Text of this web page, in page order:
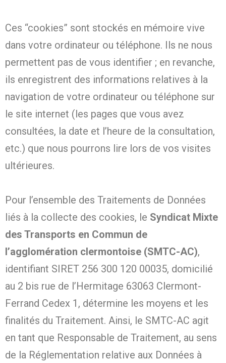
Ces “cookies” sont stockés en mémoire vive
dans votre ordinateur ou téléphone. Ils ne nous
permettent pas de vous identifier ; en revanche,
ils enregistrent des informations relatives à la
navigation de votre ordinateur ou téléphone sur
le site internet (les pages que vous avez
consultées, la date et l’heure de la consultation,
etc.) que nous pourrons lire lors de vos visites
ultérieures.
Pour l’ensemble des Traitements de Données
liés à la collecte des cookies, le Syndicat Mixte
des Transports en Commun de
l’agglomération clermontoise (SMTC-AC),
identifiant SIRET 256 300 120 00035, domicilié
au 2 bis rue de l’Hermitage 63063 Clermont-
Ferrand Cedex 1, détermine les moyens et les
finalités du Traitement. Ainsi, le SMTC-AC agit
en tant que Responsable de Traitement, au sens
de la Réglementation relative aux Données à